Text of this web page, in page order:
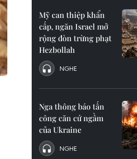
Mỹ can thiệp khẩn
cấp, ngăn Israel mở
rộng đòn trừng phạt
Hezbollah
NGHE
Nga thông báo tấn
công căn cứ ngầm
của Ukraine
NGHE